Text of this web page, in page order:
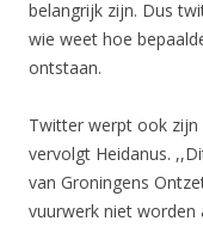
belangrijk zijn. Dus
wie weet hoe
ontstaan.
Twitter werpt ook
vervolgt Heidanus.
van Groningens
vuurwerk niet worden